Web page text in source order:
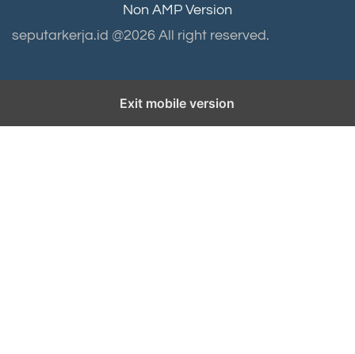
Non AMP Version
seputarkerja.id @2026 All right reserved.
Exit mobile version